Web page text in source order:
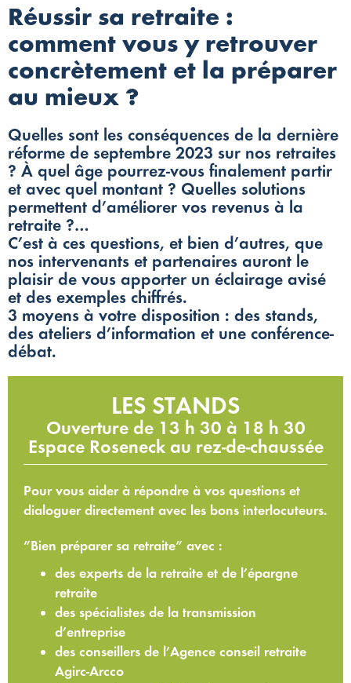
Réussir sa retraite :
comment vous y retrouver
concrètement et la préparer
au mieux ?
Quelles sont les conséquences de la dernière
réforme de septembre 2023 sur nos retraites
? À quel âge pourrez-vous finalement partir
et avec quel montant ? Quelles solutions
permettent d’améliorer vos revenus à la
retraite ?…
C’est à ces questions, et bien d’autres, que
nos intervenants et partenaires auront le
plaisir de vous apporter un éclairage avisé
et des exemples chiffrés.
3 moyens à votre disposition : des stands,
des ateliers d’information et une conférence-
débat.
LES STANDS
Ouverture de 13 h 30 à 18 h 30
Espace Roseneck au rez-de-chaussée
Pour vous aider à répondre à vos questions et
dialoguer directement avec les bons interlocuteurs.
”Bien préparer sa retraite” avec :
des experts de la retraite et de l’épargne
retraite
des spécialistes de la transmission
d’entreprise
des conseillers de l’Agence conseil retraite
Agirc-Arcco